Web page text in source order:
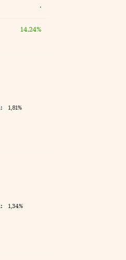
·
14,24%
1,81%
1,34%